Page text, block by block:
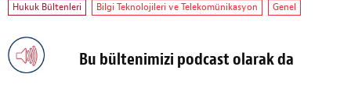
Hukuk Bültenleri Bilgi Teknolojileri ve Telekomünikasyon Genel
Bu bültenimizi podcast olarak da